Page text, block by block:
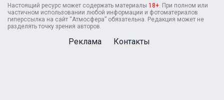
Настоящий ресурс может содержать материалы 18+ . При полном или
частичном использовании любой информации и фотоматериалов
гиперссылка на сайт “Атмосфера” обязательна. Редакция может не
разделять точку зрения авторов.
Реклама Контакты